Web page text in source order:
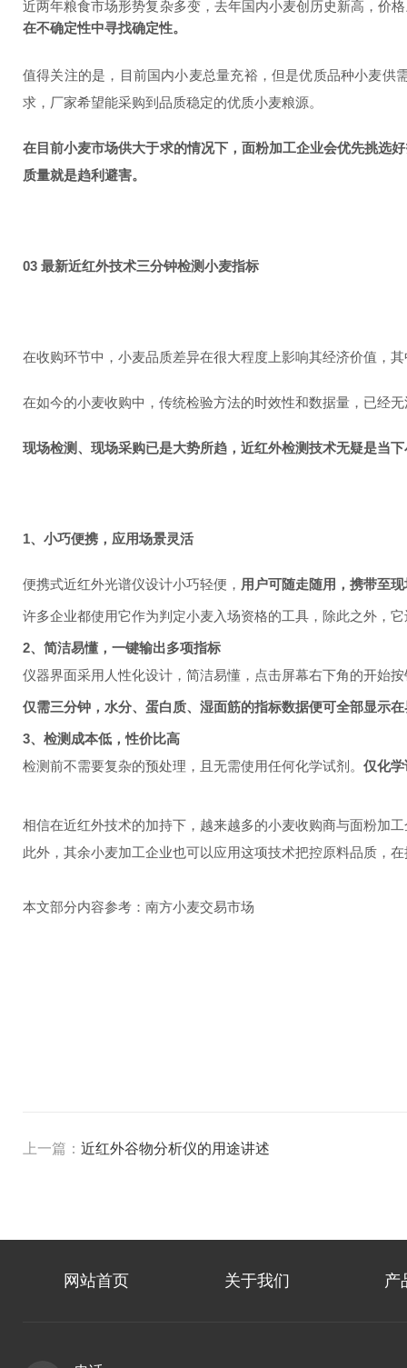
近两年粮食市场形势复杂多变，去年国内小麦创历史新高，价
在不确定性中寻找确定性。
值得关注的是，目前国内小麦总量充裕，但是优质品种小麦供
求，厂家希望能采购到品质稳定的优质小麦粮源。
在目前小麦市场供大于求的情况下，面粉加工企业会优先挑选
质量就是趋利避害。
03 最新近红外技术三分钟检测小麦指标
在收购环节中，小麦品质差异在很大程度上影响其经济价值，
在如今的小麦收购中，传统检验方法的时效性和数据量，已经
现场检测、现场采购已是大势所趋，近红外检测技术无疑是当
1、小巧便携，应用场景灵活
便携式近红外光谱仪设计小巧轻便， 用户可随走随用，携带至
许多企业都使用它作为判定小麦入场资格的工具，除此之外，
2、简洁易懂，一键输出多项指标
仪器界面采用人性化设计，简洁易懂，点击屏幕右下角的开始
仅需三分钟，水分、蛋白质、湿面筋的指标数据便可全部显示
3、检测成本低，性价比高
检测前不需要复杂的预处理，且无需使用任何化学试剂。 仅化
相信在近红外技术的加持下，越来越多的小麦收购商与面粉加
此外，其余小麦加工企业也可以应用这项技术把控原料品质，
本文部分内容参考：南方小麦交易市场
上一篇： 近红外谷物分析仪的用途讲述
网站首页 关于我们 产